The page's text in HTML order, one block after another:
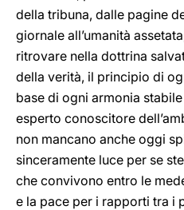
della tribuna, dalle pagine
giornale all’umanità
ritrovare nella dottrina
della verità, il principio di
base di ogni armonia
esperto conoscitore
non mancano anche oggi
sinceramente luce per se
che convivono entro le
e la pace per i rapporti tra i